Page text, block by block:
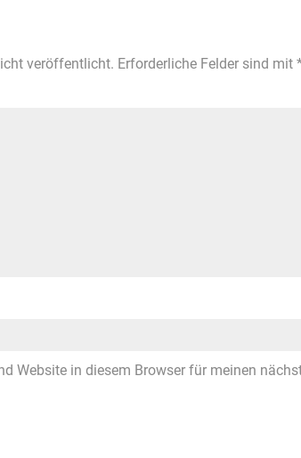
veröffentlicht. Erforderliche Felder sind mit
Website in diesem Browser für meinen